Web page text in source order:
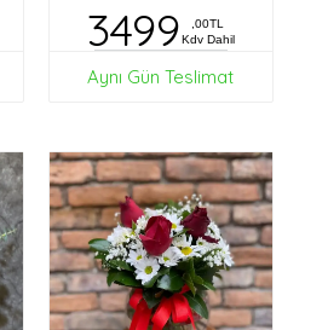
3499
,00TL
Kdv Dahil
Aynı Gün Teslimat